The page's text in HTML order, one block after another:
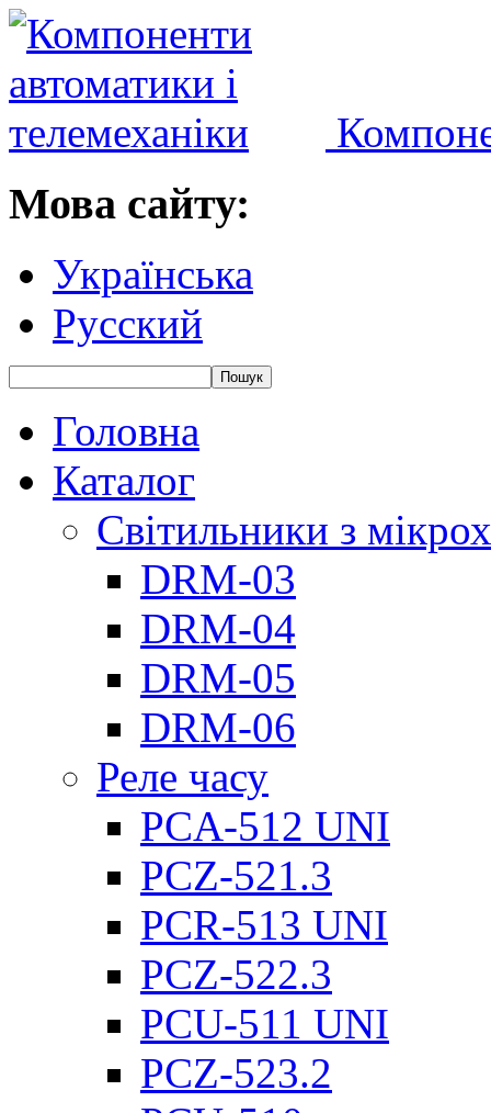
Мова сайту:
Українська
Русский
Головна
Каталог
Світильники з
DRM-03
DRM-04
DRM-05
DRM-06
Реле часу
PCA-512 UNI
PCZ-521.3
PCR-513 UNI
PCZ-522.3
PCU-511 UNI
PCZ-523.2